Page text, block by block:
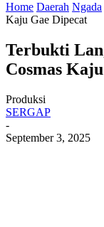
Home Daerah Ngada
Kaju Gae Dipecat
Terbukti
Cosmas
Produksi
SERGAP
-
September 3, 2025